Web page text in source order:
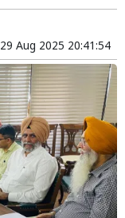
29 Aug 2025 20:41:54